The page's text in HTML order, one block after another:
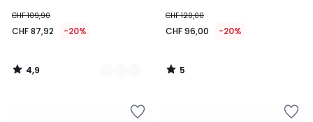
CHF 109,90
CHF 87,92 -20%
4,9
/
CHF 120,00
CHF 96,00 -20%
5
/